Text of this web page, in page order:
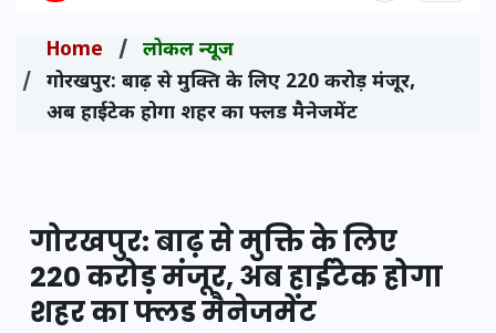
Home
लोकल न्यूज
गोरखपुर: बाढ़ से मुक्ति के लिए 220 करोड़ मंजूर,
अब हाईटेक होगा शहर का फ्लड मैनेजमेंट
गोरखपुर: बाढ़ से मुक्ति के लिए
220 करोड़ मंजूर, अब हाईटेक होगा
शहर का फ्लड मैनेजमेंट